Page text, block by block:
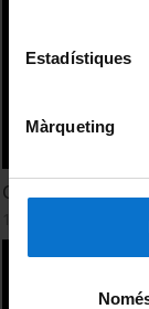
Estadístiques
Màrqueting
Campamento